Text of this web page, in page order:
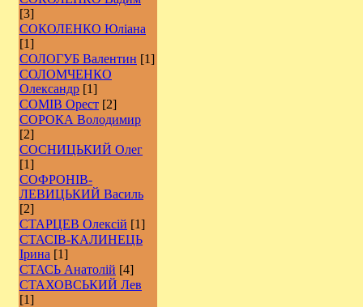
[3]
СОКОЛЕНКО Юліана
[1]
СОЛОГУБ Валентин [1]
СОЛОМЧЕНКО
Олександр [1]
СОМІВ Орест [2]
СОРОКА Володимир
[2]
СОСНИЦЬКИЙ Олег
[1]
СОФРОНІВ-
ЛЕВИЦЬКИЙ Василь
[2]
СТАРЦЕВ Олексій [1]
СТАСІВ-КАЛИНЕЦЬ
Ірина [1]
СТАСЬ Анатолій [4]
СТАХОВСЬКИЙ Лев
[1]